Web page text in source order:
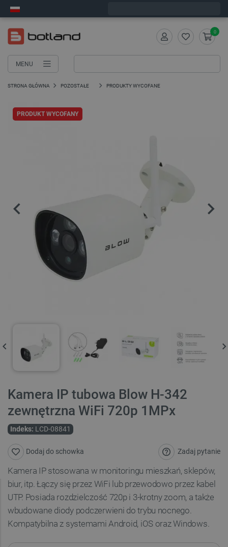
MENU
0
STRONA GŁÓWNA POZOSTAŁE PRODUKTY WYCOFANE
PRODUKT WYCOFANY
Kamera IP tubowa Blow H-342
zewnętrzna WiFi 720p 1MPx
Indeks: LCD-08841
Zadaj pytanie
Dodaj do schowka
Kamera IP stosowana w monitoringu mieszkań, sklepów,
biur, itp. Łączy się przez WiFi lub przewodowo przez kabel
UTP. Posiada rozdzielczość 720p i 3-krotny zoom, a także
wbudowane diody podczerwieni do trybu nocnego.
Kompatybilna z systemami Android, iOS oraz Windows.